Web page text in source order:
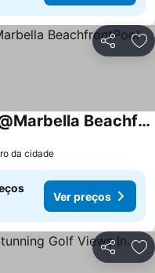
Partilhar
®{Sunset~Glow~Retreat}@Marbella BeachfrontPool
da cidade
Ver preços
Partilhar